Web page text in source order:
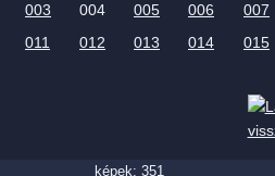
003 004 005 006 007
011 012 013 014 015
képek: 351